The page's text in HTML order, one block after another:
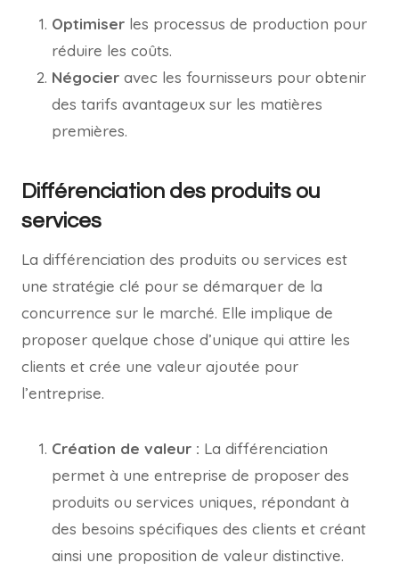
Optimiser les processus de production pour
réduire les coûts.
Négocier avec les fournisseurs pour obtenir
des tarifs avantageux sur les matières
premières.
Différenciation des produits ou
services
La différenciation des produits ou services est
une stratégie clé pour se démarquer de la
concurrence sur le marché. Elle implique de
proposer quelque chose d’unique qui attire les
clients et crée une valeur ajoutée pour
l’entreprise.
Création de valeur : La différenciation
permet à une entreprise de proposer des
produits ou services uniques, répondant à
des besoins spécifiques des clients et créant
ainsi une proposition de valeur distinctive.